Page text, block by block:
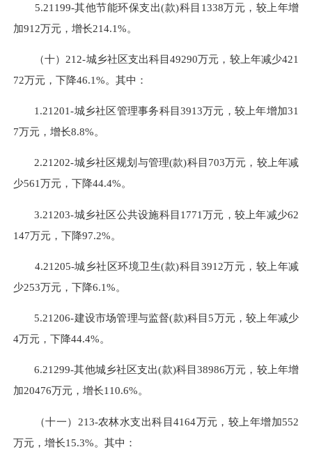
5.21199-其他节能环保支出(款)科目1338万元，较上年增
加912万元，增长214.1%。
（十）212-城乡社区支出科目49290万元，较上年减少421
72万元，下降46.1%。其中：
1.21201-城乡社区管理事务科目3913万元，较上年增加31
7万元，增长8.8%。
2.21202-城乡社区规划与管理(款)科目703万元，较上年减
少561万元，下降44.4%。
3.21203-城乡社区公共设施科目1771万元，较上年减少62
147万元，下降97.2%。
4.21205-城乡社区环境卫生(款)科目3912万元，较上年减
少253万元，下降6.1%。
5.21206-建设市场管理与监督(款)科目5万元，较上年减少
4万元，下降44.4%。
6.21299-其他城乡社区支出(款)科目38986万元，较上年增
加20476万元，增长110.6%。
（十一）213-农林水支出科目4164万元，较上年增加552
万元，增长15.3%。其中：